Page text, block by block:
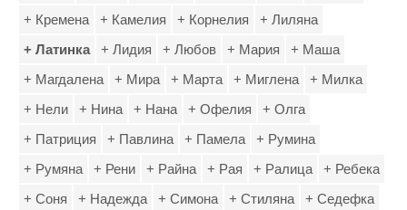
+ Кремена
+ Камелия + Корнелия
+ Лиляна
+ Латинка
+ Лидия + Любов + Мария
+ Маша
+ Магдалена
+ Мира + Марта + Миглена
+ Милка
+ Нели
+ Нина + Нана + Офелия
+ Олга
+ Патриция
+ Павлина + Памела
+ Румина
+ Румяна
+ Рени + Райна + Рая + Ралица
+ Ребека
+ Соня
+ Надежда + Симона + Стиляна
+ Седефка